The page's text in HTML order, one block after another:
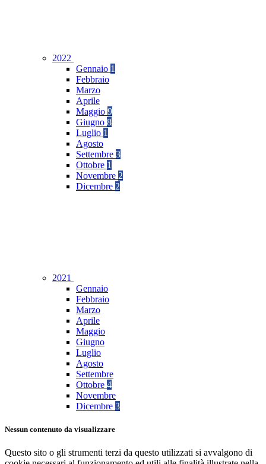
2022
Gennaio 1
Febbraio
Marzo
Aprile
Maggio 9
Giugno 8
Luglio 1
Agosto
Settembre 3
Ottobre 1
Novembre 2
Dicembre 2
2021
Gennaio
Febbraio
Marzo
Aprile
Maggio
Giugno
Luglio
Agosto
Settembre
Ottobre 4
Novembre
Dicembre 3
Nessun contenuto da visualizzare
Questo sito o gli strumenti terzi da questo utilizzati si avvalgono di